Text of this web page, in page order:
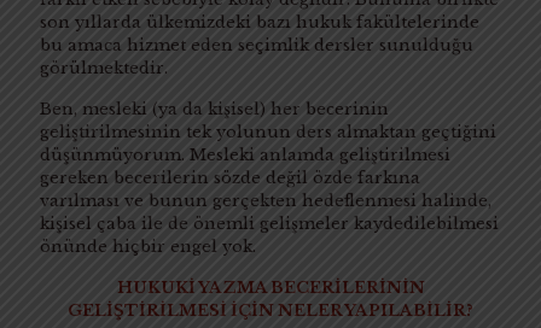
son yıllarda ülkemizdeki bazı hukuk fakültelerinde
bu amaca hizmet eden seçimlik dersler sunulduğu
görülmektedir.
Ben, mesleki (ya da kişisel) her becerinin
geliştirilmesinin tek yolunun ders almaktan geçtiğini
düşünmüyorum. Mesleki anlamda geliştirilmesi
gereken becerilerin sözde değil özde farkına
varılması ve bunun gerçekten hedeflenmesi halinde,
kişisel çaba ile de önemli gelişmeler kaydedilebilmesi
önünde hiçbir engel yok.
HUKUKİ YAZMA BECERİLERİNİN
GELİŞTİRİLMESİ İÇİN NELER YAPILABİLİR?